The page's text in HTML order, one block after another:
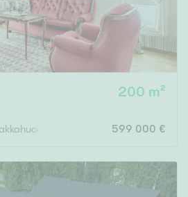
200 m²
kph, sauna, 2x wc, khh
599 000 €